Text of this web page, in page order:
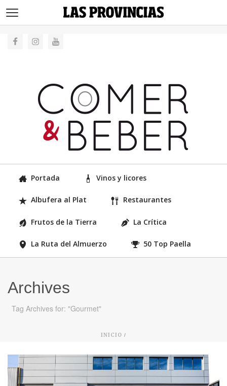
Portada Vinos y licores
Albufera al Plat Restaurantes
Frutos de la Tierra La Crítica
La Ruta del Almuerzo 50 Top Paella
Archives
Tag Archives for: "Gourmet"
INICIO /